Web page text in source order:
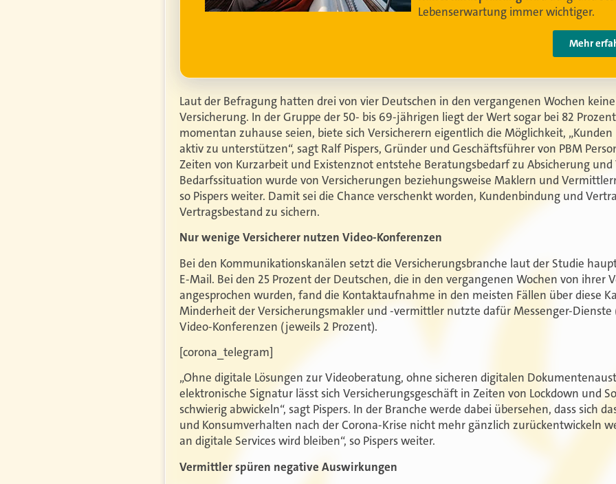
Laut der Befragung hatten drei von vier Deutschen in den vergangenen Wochen
Versicherung. In der Gruppe der 50- bis 69-jährigen liegt der Wert sogar bei 82
momentan zuhause seien, biete sich Versicherern eigentlich die Möglichkeit,
aktiv zu unterstützen“, sagt Ralf Pispers, Gründer und Geschäftsführer von PBM
Zeiten von Kurzarbeit und Existenznot entstehe Beratungsbedarf zu Absicherung und
Bedarfssituation wurde von Versicherungen beziehungsweise Maklern und
so Pispers weiter. Damit sei die Chance verschenkt worden, Kundenbindung und
Vertragsbestand zu sichern.
Nur wenige Versicherer nutzen Video-Konferenzen
Bei den Kommunikationskanälen setzt die Versicherungsbranche laut der Studie
E-Mail. Bei den 25 Prozent der Deutschen, die in den vergangenen Wochen von ihrer
angesprochen wurden, fand die Kontaktaufnahme in den meisten Fällen über diese
Minderheit der Versicherungsmakler und -vermittler nutzte dafür Messenger-Dienste
Video-Konferenzen (jeweils 2 Prozent).
[corona_telegram]
„Ohne digitale Lösungen zur Videoberatung, ohne sicheren digitalen
elektronische Signatur lässt sich Versicherungsgeschäft in Zeiten von Lockdown und
schwierig abwickeln“, sagt Pispers. In der Branche werde dabei übersehen, dass sich
und Konsumverhalten nach der Corona-Krise nicht mehr gänzlich zurückentwickeln
an digitale Services wird bleiben“, so Pispers weiter.
Vermittler spüren negative Auswirkungen